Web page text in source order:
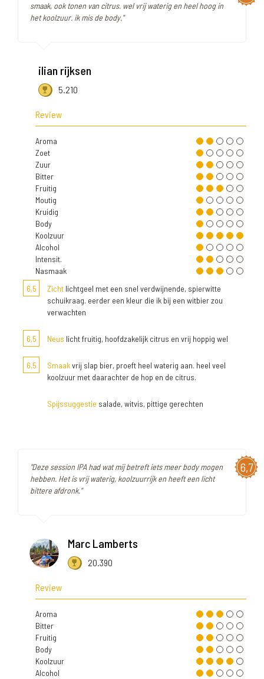
smaak, ook tonen van citrus. wel vrij waterig en heel hoog in
het koolzuur. ik mis de body."
ilian rijksen
5.210
Review
Aroma
Zoet
Zuur
Bitter
Fruitig
Moutig
Kruidig
Body
Koolzuur
Alcohol
Intensit.
Nasmaak
6,5
Zicht lichtgeel met een snel verdwijnende, spierwitte
schuikraag. eerder een kleur die ik bij een witbier zou
verwachten
6,5 Neus licht fruitig, hoofdzakelijk citrus en vrij hoppig wel
6,5 Smaakvrij slap bier, proeft heel waterig aan. heel veel
koolzuur met daarachter de hop en de citrus.
Spijssuggestie salade, witvis, pittige gerechten
6,7
"Deze session IPA had wat mij betreft iets meer body mogen
hebben. Het is vrij waterig, koolzuurrijk en heeft een licht
bittere afdronk."
Marc Lamberts
20.390
Review
Aroma
Bitter
Fruitig
Body
Koolzuur
Alcohol